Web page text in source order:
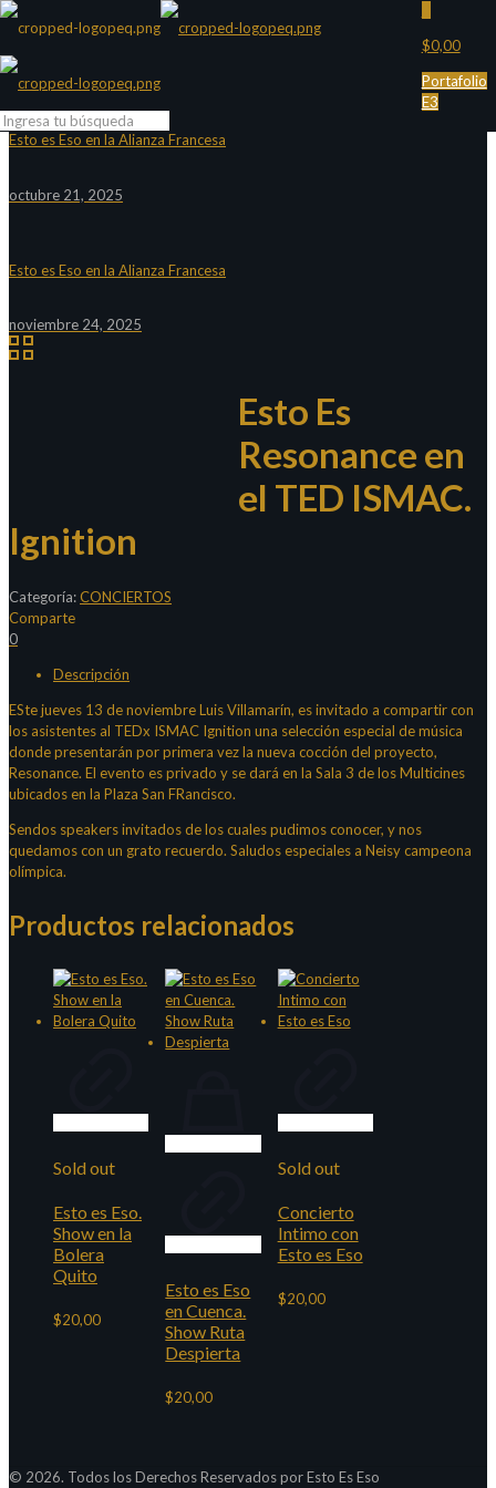
$0,00
Portafolio
E3
Esto es Eso en la Alianza Francesa
octubre 21, 2025
Esto es Eso en la Alianza Francesa
noviembre 24, 2025
Esto Es
Resonance en
el TED ISMAC.
Ignition
Categoría:CONCIERTOS
Comparte
0
Descripción
ESte jueves 13 de noviembre Luis Villamarín, es invitado a compartir con
los asistentes al TEDx ISMAC Ignition una selección especial de música
donde presentarán por primera vez la nueva cocción del proyecto,
Resonance. El evento es privado y se dará en la Sala 3 de los Multicines
ubicados en la Plaza San FRancisco.
Sendos speakers invitados de los cuales pudimos conocer, y nos
quedamos con un grato recuerdo. Saludos especiales a Neisy campeona
olímpica.
Productos relacionados
Sold out
Esto es Eso.
Show en la
Bolera
Quito
$20,00
Esto es Eso
en Cuenca.
Show Ruta
Despierta
$20,00
Sold out
Concierto
Intimo con
Esto es Eso
$20,00
© 2026. Todos los Derechos Reservados por Esto Es Eso